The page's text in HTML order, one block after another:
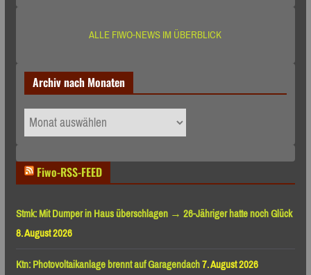
ALLE FIWO-NEWS IM ÜBERBLICK
Archiv nach Monaten
Archiv
nach
Fiwo-RSS-FEED
Stmk: Mit Dumper in Haus überschlagen → 26-Jähriger hatte noch Glück
8. August 2026
Ktn: Photovoltaikanlage brennt auf Garagendach7. August 2026